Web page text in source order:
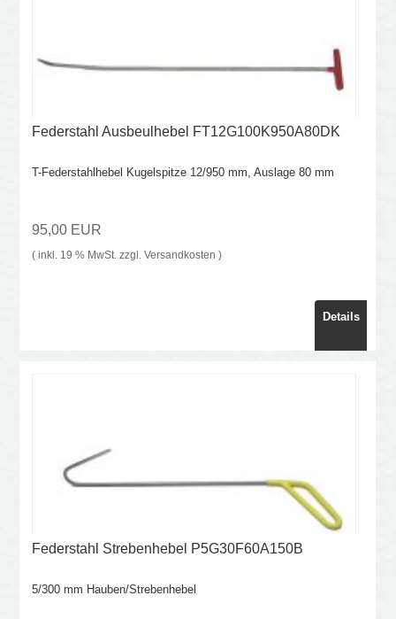
Federstahl Ausbeulhebel FT12G100K950A80DK
T-Federstahlhebel Kugelspitze 12/950 mm, Auslage 80 mm
95,00 EUR
( inkl. 19 % MwSt. zzgl. Versandkosten )
Details
Federstahl Strebenhebel P5G30F60A150B
5/300 mm Hauben/Strebenhebel